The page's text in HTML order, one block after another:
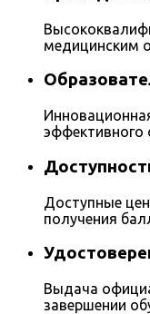
медицинским
эффективного
Доступные
получения
Выдача
завершении